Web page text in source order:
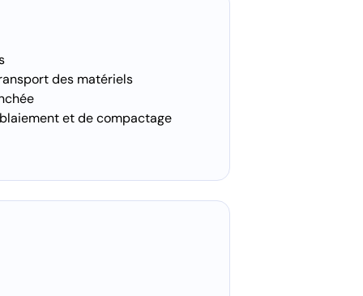
des matériels
et de compactage